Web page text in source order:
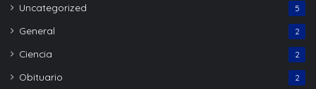
Uncategorized 5
General 2
Ciencia 2
Obituario 2